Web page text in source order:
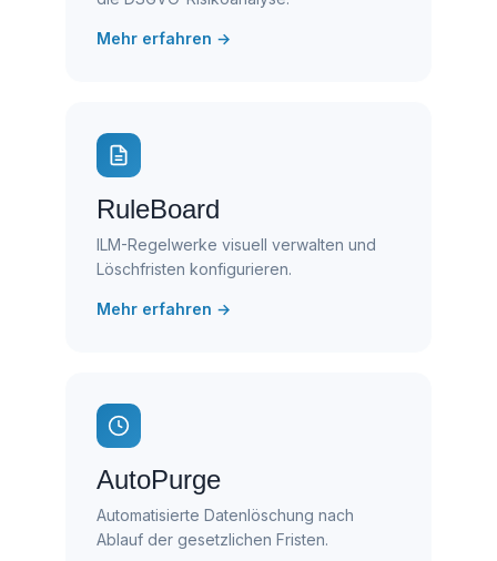
Mehr erfahren →
RuleBoard
ILM-Regelwerke visuell verwalten und
Löschfristen konfigurieren.
Mehr erfahren →
AutoPurge
Automatisierte Datenlöschung nach
Ablauf der gesetzlichen Fristen.